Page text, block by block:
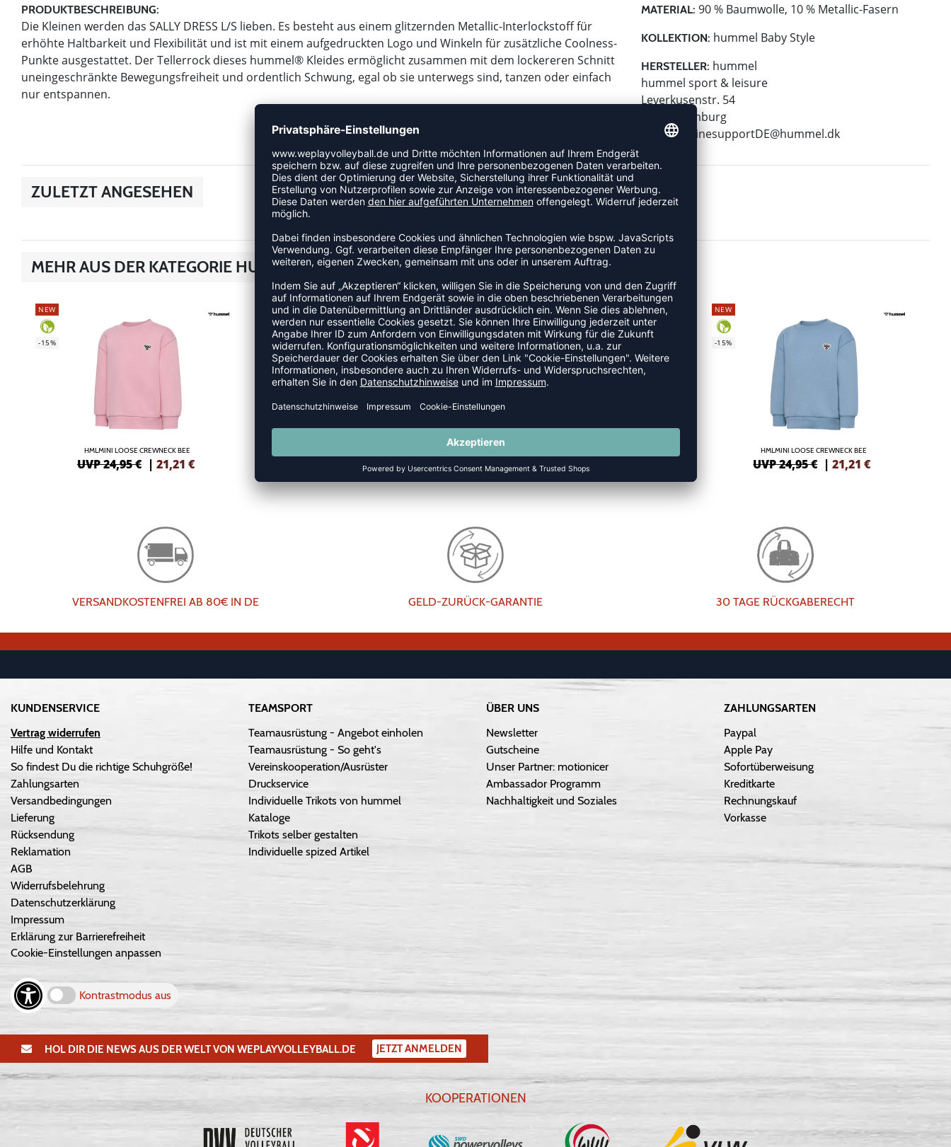
PRODUKTBESCHREIBUNG:
Die Kleinen werden das SALLY DRESS L/S lieben. Es besteht aus einem glitzernden Metallic-Interlockstoff für
erhöhte Haltbarkeit und Flexibilität und ist mit einem aufgedruckten Logo und Winkeln für zusätzliche Coolness-
Punkte ausgestattet. Der Tellerrock dieses hummel® Kleides ermöglicht zusammen mit dem lockereren Schnitt
uneingeschränkte Bewegungsfreiheit und ordentlich Schwung, egal ob sie unterwegs sind, tanzen oder einfach
nur entspannen.
MATERIAL: 90 % Baumwolle, 10 % Metallic-Fasern
KOLLEKTION: hummel Baby Style
HERSTELLER: hummel
hummel sport & leisure
Leverkusenstr. 54
22761 Hamburg
E-Mail: onlinesupportDE@hummel.dk
ZULETZT ANGESEHEN
MEHR AUS DER KATEGORIE HUMMEL BABY STYLES
NEW
-15%
HMLMINI LOOSE CREWNECK BEE
UVP 24,95 € | 21,21 €
NEW
-15%
UVP 29,95 € |25,46 €
NEW
-15%
UVP 29,95 €
NEW
-15%
HMLMINI LOOSE CREWNECK BEE
UVP 24,95 € |21,21 €
VERSANDKOSTENFREI AB 80€ IN DE GELD-ZURÜCK-GARANTIE 30 TAGE RÜCKGABERECHT
KUNDENSERVICE
Vertrag widerrufen
Hilfe und Kontakt
So findest Du die richtige Schuhgröße!
Zahlungsarten
Versandbedingungen
Lieferung
Rücksendung
Reklamation
AGB
Widerrufsbelehrung
Datenschutzerklärung
Impressum
Erklärung zur Barrierefreiheit
Cookie-Einstellungen anpassen
Kontrastmodus aus
TEAMSPORT
Teamausrüstung - Angebot einholen
Teamausrüstung - So geht's
Vereinskooperation/Ausrüster
Druckservice
Individuelle Trikots von hummel
Kataloge
Trikots selber gestalten
Individuelle spized Artikel
ÜBER UNS
Newsletter
Gutscheine
Unser Partner: motionicer
Ambassador Programm
Nachhaltigkeit und Soziales
ZAHLUNGSARTEN
Paypal
Apple Pay
Sofortüberweisung
Kreditkarte
Rechnungskauf
Vorkasse
HOL DIR DIE NEWS AUS DER WELT VON WEPLAYVOLLEYBALL.DE JETZT ANMELDEN
KOOPERATIONEN